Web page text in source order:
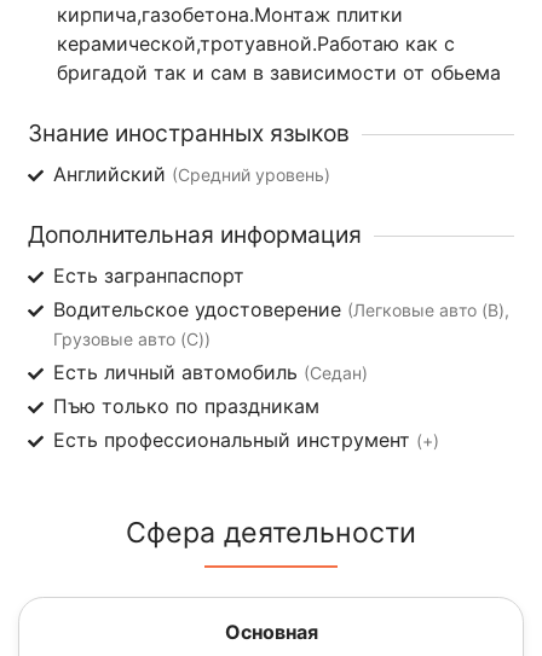
кирпича,газобетона.Монтаж плитки
керамической,тротуавной.Работаю как с
бригадой так и сам в зависимости от обьема
Знание иностранных языков
Английский (Средний уровень)
Дополнительная информация
Есть загранпаспорт
Водительское удостоверение (Легковые авто (B),
Грузовые авто (C))
Есть личный автомобиль (Седан)
Пъю только по праздникам
Есть профессиональный инструмент (+)
Сфера деятельности
Основная